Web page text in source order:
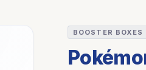
BOOSTER BOXES